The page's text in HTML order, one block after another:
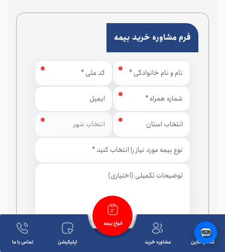
فرم مشاوره خرید بیمه
استان شهر
ارسال درخواست مشاوره گفتگو آنلاین مشاوره خرید
انواع بیمه
اپلیکیشن تماس با ما